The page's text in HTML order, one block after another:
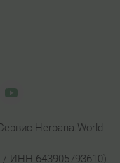
Herbana.World
/ ИНН 643905793610)